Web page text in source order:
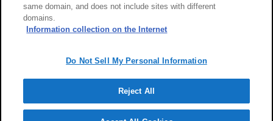
サイトのご利用について
勧誘方針
Copyright (c) Tokio Marine & Nichido Fire Insurance Co., Ltd.
same domain, and does not include sites with different
domains.
Information collection on the Internet
Do Not Sell My Personal Information
Reject All